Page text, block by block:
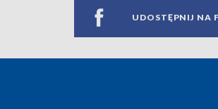
UDOSTĘPNIJ NA